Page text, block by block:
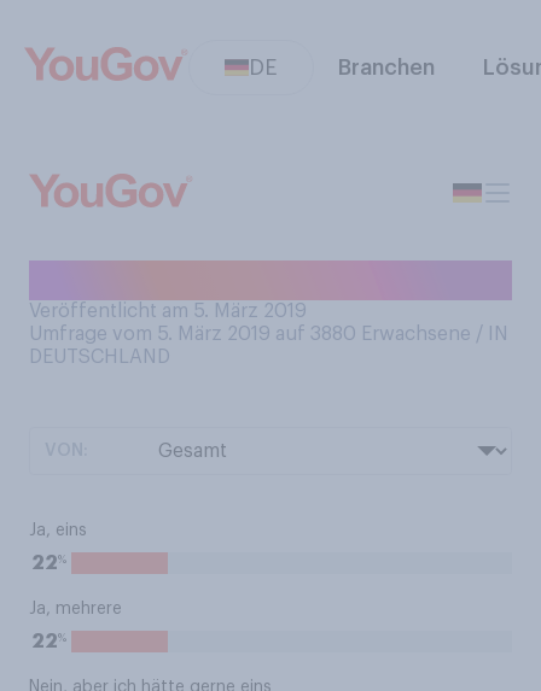
DE Branchen
Veröffentlicht am 5. März 2019
Umfrage vom 5. März 2019 auf 3880 Erwachsene / IN
DEUTSCHLAND
Ja, eins
22%
Ja, mehrere
22%
Nein, aber ich hätte gerne eins